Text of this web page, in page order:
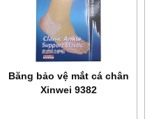
Băng bảo vệ mắt cá chân
Xinwei 9382